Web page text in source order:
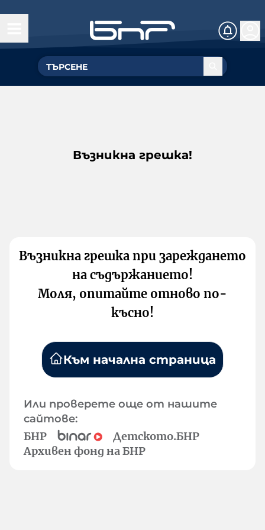
Възникна грешка!
Възникна грешка при зареждането
на съдържанието!
Моля, опитайте отново по-
късно!
Към начална страница
Или проверете още от нашите
сайтове:
БНР
Детското.БНР
Архивен фонд на БНР